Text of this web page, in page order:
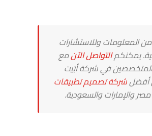
المعلومات وللاستشارات
يمكنكمالتواصل الآنمع
في شركة أبَيت
أفضلشركة تصميم تطبيقات
والإمارات والسعودية.